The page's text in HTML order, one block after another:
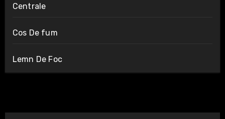
Centrale
Cos De fum
Lemn De Foc